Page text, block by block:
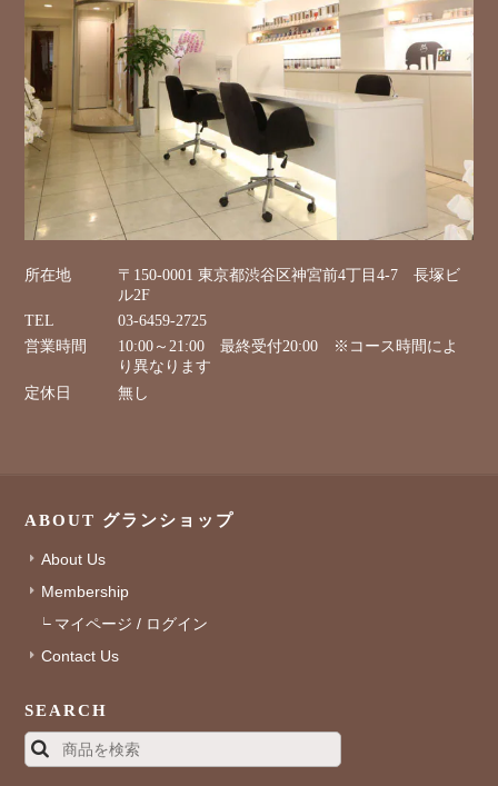
所在地
〒150-0001 東京都渋谷区神宮前4丁目4-7 長塚ビ
ル2F
TEL
03-6459-2725
営業時間
10:00～21:00 最終受付20:00 ※コース時間によ
り異なります
定休日
無し
ABOUT グランショップ
About Us
Membership
マイページ / ログイン
Contact Us
SEARCH